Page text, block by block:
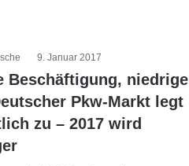
9. Januar 2017
Beschäftigung, niedrige
Pkw-Markt legt
zu – 2017 wird